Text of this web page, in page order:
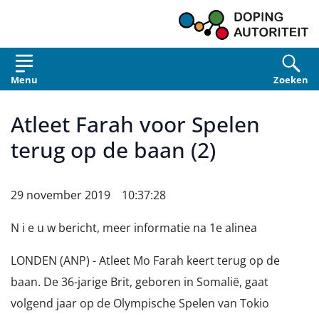
Menu Zoeken
Atleet Farah voor Spelen
terug op de baan (2)
29 november 2019 10:37:28
N i e u w bericht, meer informatie na 1e alinea
LONDEN (ANP) - Atleet Mo Farah keert terug op de
baan. De 36-jarige Brit, geboren in Somalië, gaat
volgend jaar op de Olympische Spelen van Tokio